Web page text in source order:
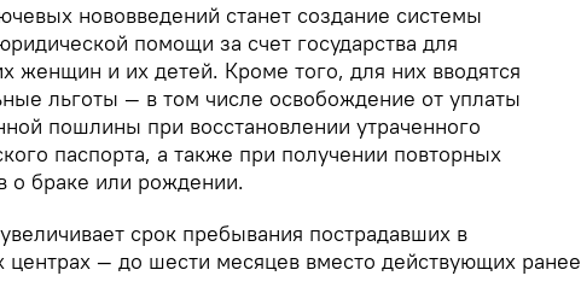
нововведений станет создание системы
помощи за счет государства для
женщин и их детей. Кроме того, для них вводятся
льготы — в том числе освобождение от уплаты
пошлины при восстановлении утраченного
паспорта, а также при получении повторных
о браке или рождении.
срок пребывания пострадавших в
центрах — до шести месяцев вместо действующих ранее